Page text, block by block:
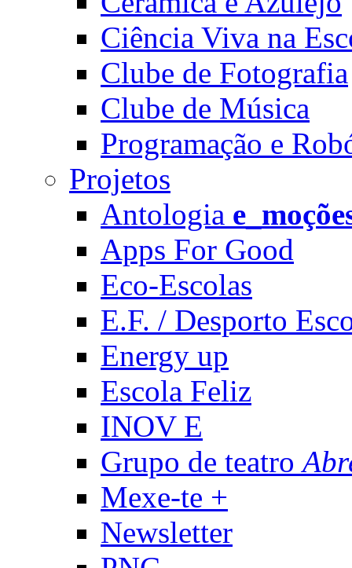
Ciência Viva na
Clube de Fotografia
Clube de Música
Programação e
Projetos
Antologia
Apps For Good
Eco-Escolas
E.F. / Desporto
Energy up
Escola Feliz
INOV E
Grupo de teatro
Mexe-te +
Newsletter